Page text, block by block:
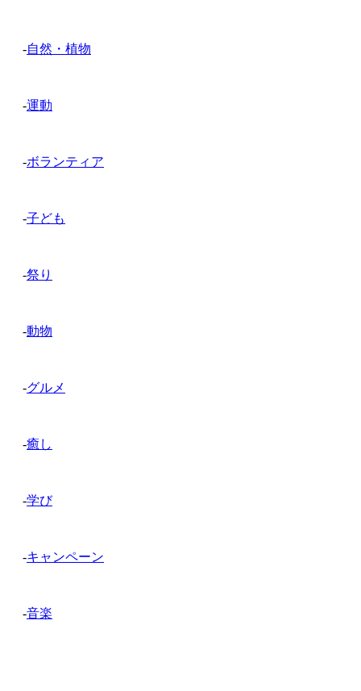
-自然・植物
-運動
-ボランティア
-子ども
-祭り
-動物
-グルメ
-癒し
-学び
-キャンペーン
-音楽